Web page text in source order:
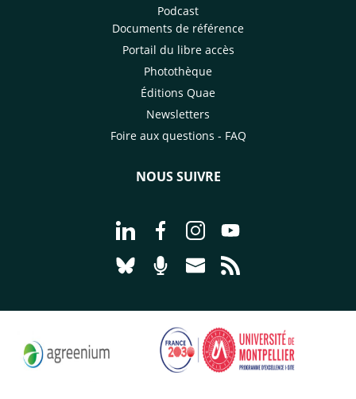
Podcast
Documents de référence
Portail du libre accès
Photothèque
Éditions Quae
Newsletters
Foire aux questions - FAQ
NOUS SUIVRE
Aller à la page Nous suivre sur
Aller à la page Nous suivre sur
Aller à la page Nous
Aller à la page
Aller à la page Nous suivre sur
Aller à la page Nourrir le
Aller à la page Nous